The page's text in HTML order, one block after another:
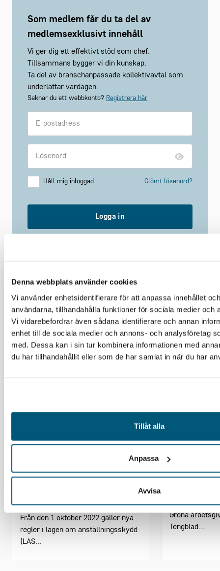
Denna webbplats använder cookies
Vi använder enhetsidentifierare för att anpassa innehållet
användarna, tillhandahålla funktioner för sociala medier och
Vi vidarebefordrar även sådana identifierare och annan
enhet till de sociala medier och annons- och analysföretag
med. Dessa kan i sin tur kombinera informationen med
du har tillhandahållit eller som de har samlat in när du har
Tillåt alla
Anpassa
Avvisa
Som medlem får du ta del av
medlemsexklusivt innehåll
Vi ger dig ett effektivt stöd som chef.
Tillsammans bygger vi din kunskap.
Ta del av branschanpassade kollektivavtal som
underlättar vardagen.
Saknar du ett webbkonto? Registrera här
Håll mig inloggad Glömt lösenord?
Logga in
Relaterade nyheter
Vad innebär nya LAS och
arbetsgivare?
Från den 1 oktober 2022 gäller nya
regler i lagen om anställningsskydd
(LAS...
NYHET
Gröna
På
Gröna
Tengblad...